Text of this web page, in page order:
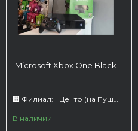
Microsoft Xbox One Black
🏢 Филиал: Центр (на Пушкина 66)
В наличии